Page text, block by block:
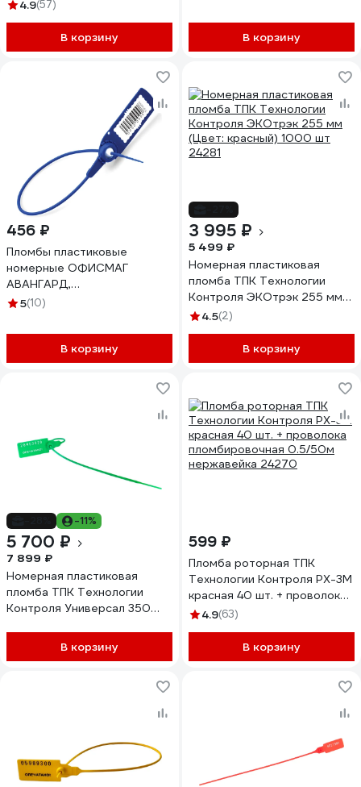
4.9(57)
В корзину
В корзину
456 ₽
Пломбы пластиковые
номерные ОФИСМАГ
АВАНГАРД,
самофиксирующиеся, длина
50шт 607439
5(10)
В корзину
3 995 ₽
5 499 ₽
Номерная пластиковая
пломба ТПК Технологии
Контроля ЭКОтрэк 255 мм
(Цвет: красный) 1000 шт
4.5(2)
В корзину
-11%
5 700 ₽
7 899 ₽
Номерная пластиковая
пломба ТПК Технологии
Контроля Универсал 350
В корзину
599 ₽
Пломба роторная ТПК
Технологии Контроля РХ-3М
красная 40 шт. + проволока
пломбировочная 0.5/50м
4.9(63)
В корзину